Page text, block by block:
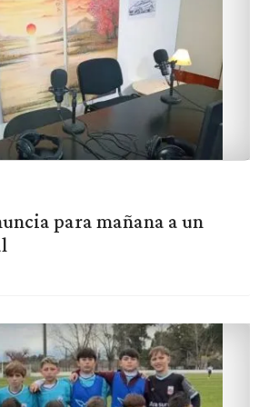
para mañana a un